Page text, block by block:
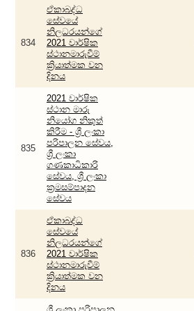
834
ඒකාබද්ධ
සේවයේ
නිලධරයන්ගේ
2021 වාර්ෂික
ස්ථානමාරුවීම්
ක්‍රියාත්මක වන
දිනය
835
2021 වාර්ෂික
ස්ථාන මාරු
නියෝග නිකුත්
කිරීම - ශ්‍රී ලංකා
පරිපාලන සේවය,
ශ්‍රී ලංකා
ගණකාධිකාරි
සේවය, ශ්‍රී ලංකා
ක්‍රමසම්පාදන
සේවය
836
ඒකාබද්ධ
සේවයේ
නිලධරයන්ගේ
2021 වාර්ෂික
ස්ථානමාරුවීම්
ක්‍රියාත්මක වන
දිනය